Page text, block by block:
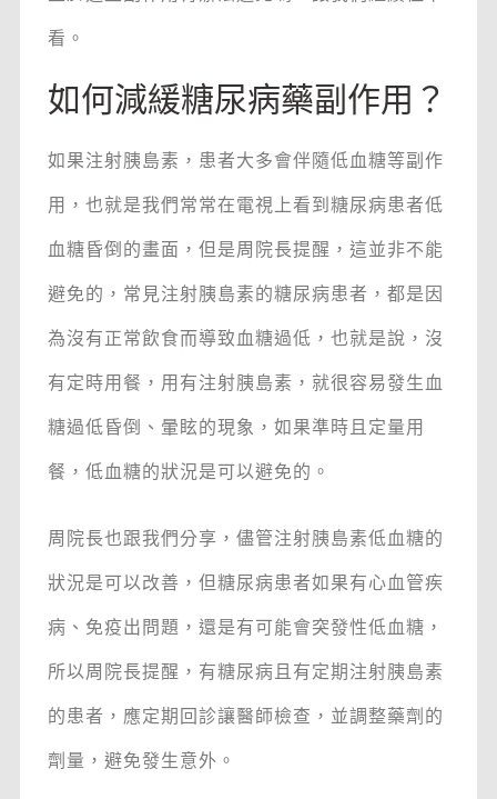
看。
如何減緩糖尿病藥副作用？
如果注射胰島素，患者大多會伴隨低血糖等副作
用，也就是我們常常在電視上看到糖尿病患者低
血糖昏倒的畫面，但是周院長提醒，這並非不能
避免的，常見注射胰島素的糖尿病患者，都是因
為沒有正常飲食而導致血糖過低，也就是說，沒
有定時用餐，用有注射胰島素，就很容易發生血
糖過低昏倒、暈眩的現象，如果準時且定量用
餐，低血糖的狀況是可以避免的。
周院長也跟我們分享，儘管注射胰島素低血糖的
狀況是可以改善，但糖尿病患者如果有心血管疾
病、免疫出問題，還是有可能會突發性低血糖，
所以周院長提醒，有糖尿病且有定期注射胰島素
的患者，應定期回診讓醫師檢查，並調整藥劑的
劑量，避免發生意外。